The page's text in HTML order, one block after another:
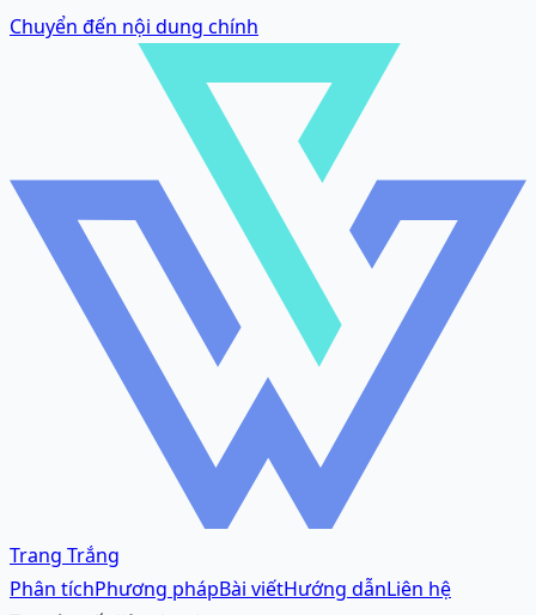
Chuyển đến nội dung chính
Trang Trắng
Phân tíchPhương phápBài viếtHướng dẫnLiên hệ